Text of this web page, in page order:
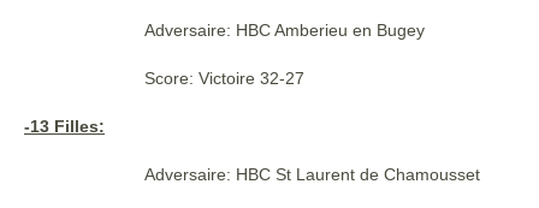
Adversaire: HBC Amberieu en Bugey
Score: Victoire 32-27
-13 Filles:
Adversaire: HBC St Laurent de Chamousset